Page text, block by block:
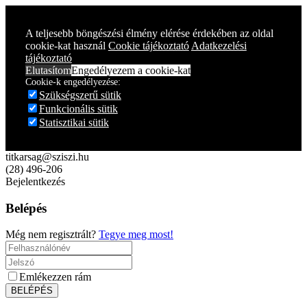
A teljesebb böngészési élmény elérése érdekében az oldal
cookie-kat használ Cookie tájékoztató Adatkezelési
tájékoztató
ElutasítomEngedélyezem a cookie-kat
Cookie-k engedélyezése:
Szükségszerű sütik
Funkcionális sütik
Statisztikai sütik
titkarsag@sziszi.hu
(28) 496-206
Bejelentkezés
Belépés
Még nem regisztrált? Tegye meg most!
Emlékezzen rám